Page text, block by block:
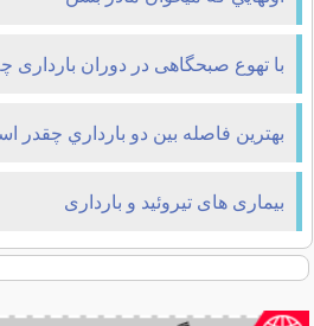
با تهوع صبحگاهی در دوران بارداری
بهترين فاصله بين دو بارداري چقدر
بیماری های تیروئید و بارداری